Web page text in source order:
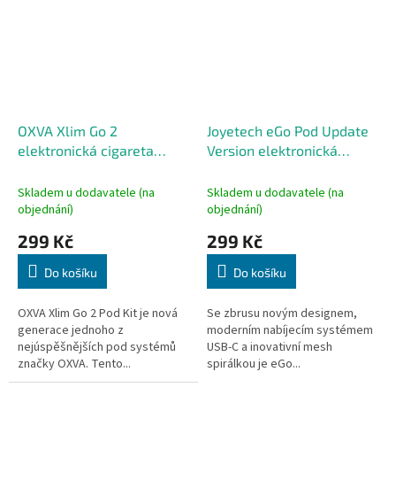
OXVA Xlim Go 2
elektronická cigareta
Skladem u dodavatele (na
objednání)
299 Kč
Do košíku
OXVA Xlim Go 2 Pod Kit je nová
generace jednoho z
nejúspěšnějších pod systémů
značky OXVA. Tento...
Joyetech eGo Pod Update
Version elektronická
Blue
Skladem u dodavatele (na
objednání)
299 Kč
Do košíku
Se zbrusu novým designem,
moderním nabíjecím systémem
USB-C a inovativní mesh
spirálkou je eGo...